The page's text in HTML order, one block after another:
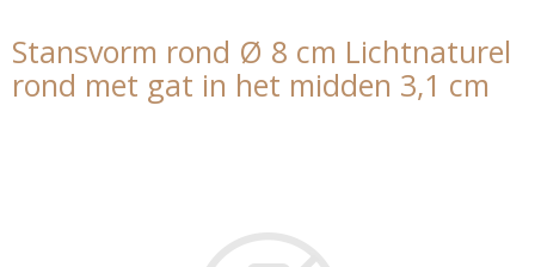
Stansvorm rond Ø 8 cm Lichtnaturel
rond met gat in het midden 3,1 cm